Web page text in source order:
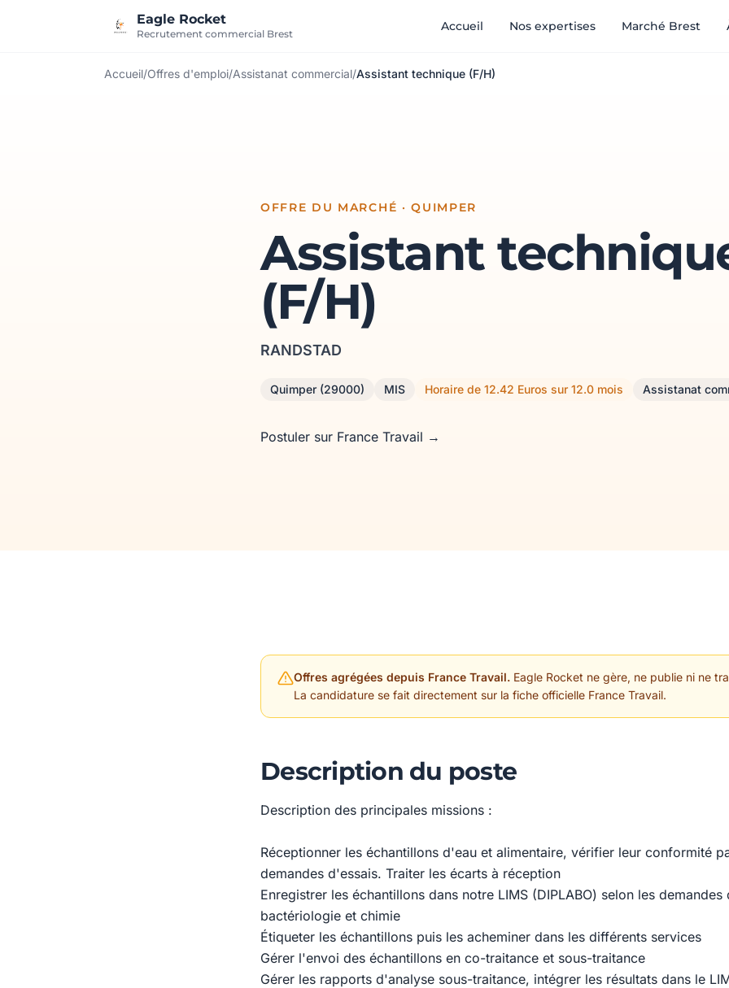
Eagle Rocket
Recrutement commercial Brest
Accueil Nos expertises Marché Brest
Accueil/Offres d'emploi/Assistanat commercial/Assistant technique (F/H)
OFFRE DU MARCHÉ · QUIMPER
Assistant
(F/H)
RANDSTAD
Quimper (29000) MIS Horaire de 12.42 Euros sur 12.0 mois Assistanat
Postuler sur France Travail →
Offres agrégées depuis France Travail. Eagle Rocket ne gère, ne publie ni ne
La candidature se fait directement sur la fiche officielle France Travail.
Description du poste
Description des principales missions :
Réceptionner les échantillons d'eau et alimentaire, vérifier leur conformité
demandes d'essais. Traiter les écarts à réception
Enregistrer les échantillons dans notre LIMS (DIPLABO) selon les demandes
bactériologie et chimie
Étiqueter les échantillons puis les acheminer dans les différents services
Gérer l'envoi des échantillons en co-traitance et sous-traitance
Gérer les rapports d'analyse sous-traitance, intégrer les résultats dans le